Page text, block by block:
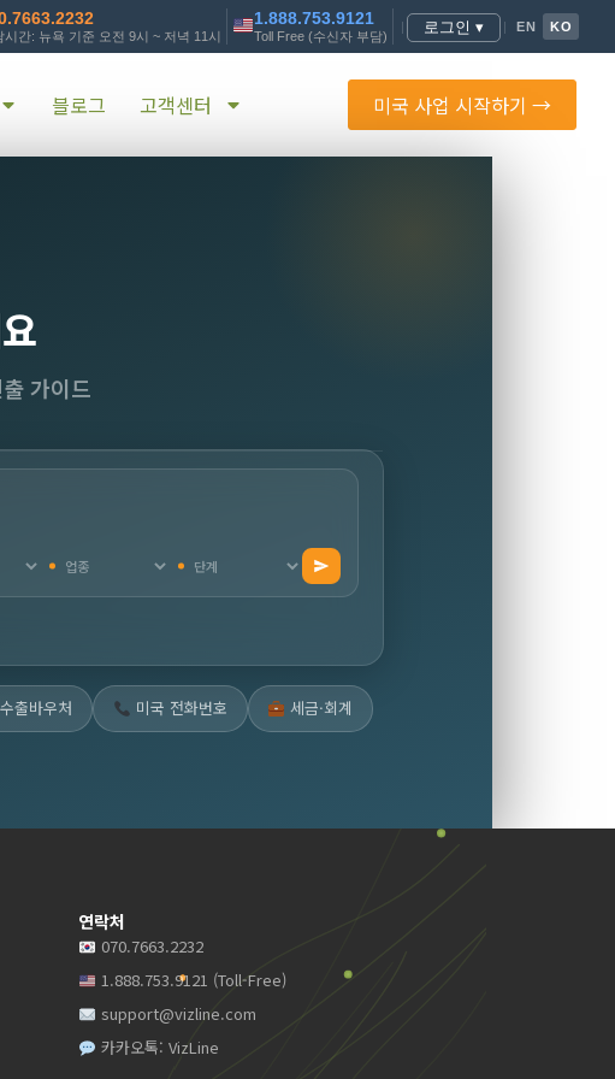
시간: 뉴욕 기준 오전 9시 ~ 저녁 11시
1.888.753.9121
Toll Free (수신자 부담)
| 로그인 ▾ | EN KO
블로그 고객센터 미국 사업 시작하기 →
가이드
수출바우처 미국 전화번호 세금·회계
연락처
070.7663.2232
1.888.753.9121 (Toll-Free)
support@vizline.com
카카오톡: VizLine